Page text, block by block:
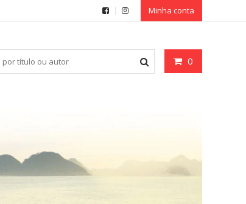
Minha conta
0